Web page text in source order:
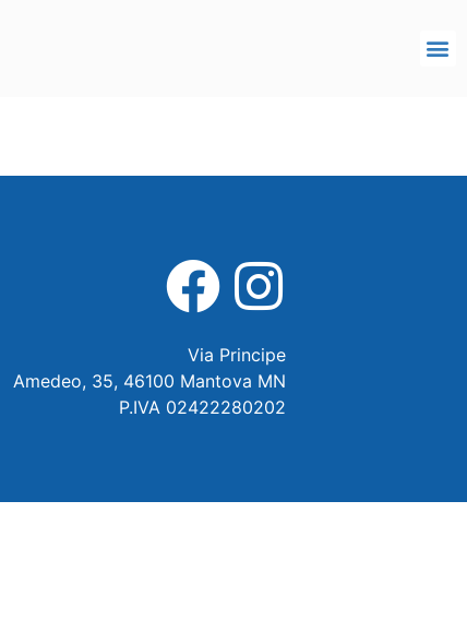
Via Principe
Amedeo, 35, 46100 Mantova MN
P.IVA 02422280202